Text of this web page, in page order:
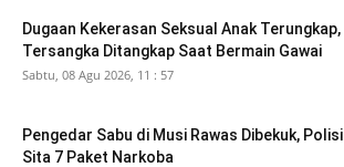
Dugaan Kekerasan Seksual Anak Terungkap,
Tersangka Ditangkap Saat Bermain Gawai
Sabtu, 08 Agu 2026, 11 : 57
Pengedar Sabu di Musi Rawas Dibekuk, Polisi
Sita 7 Paket Narkoba